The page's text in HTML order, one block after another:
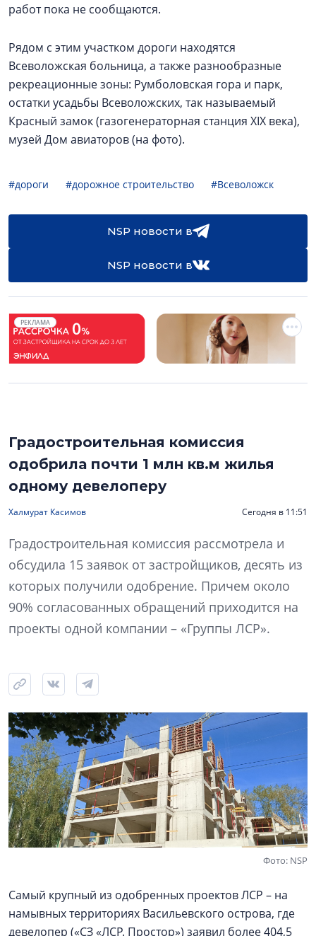
работ пока не сообщаются.
Рядом с этим участком дороги находятся
Всеволожская больница, а также разнообразные
рекреационные зоны: Румболовская гора и парк,
остатки усадьбы Всеволожских, так называемый
Красный замок (газогенераторная станция XIX века),
музей Дом авиаторов (на фото).
#дороги #дорожное строительство #Всеволожск
NSP новости в
NSP новости в
РЕКЛАМА
Градостроительная комиссия
одобрила почти 1 млн кв.м жилья
одному девелоперу
Халмурат Касимов Сегодня в 11:51
Градостроительная комиссия рассмотрела и
обсудила 15 заявок от застройщиков, десять из
которых получили одобрение. Причем около
90% согласованных обращений приходится на
проекты одной компании – «Группы ЛСР».
Фото: NSP
Самый крупный из одобренных проектов ЛСР – на
намывных территориях Васильевского острова, где
девелопер («СЗ «ЛСР. Простор») заявил более 404,5